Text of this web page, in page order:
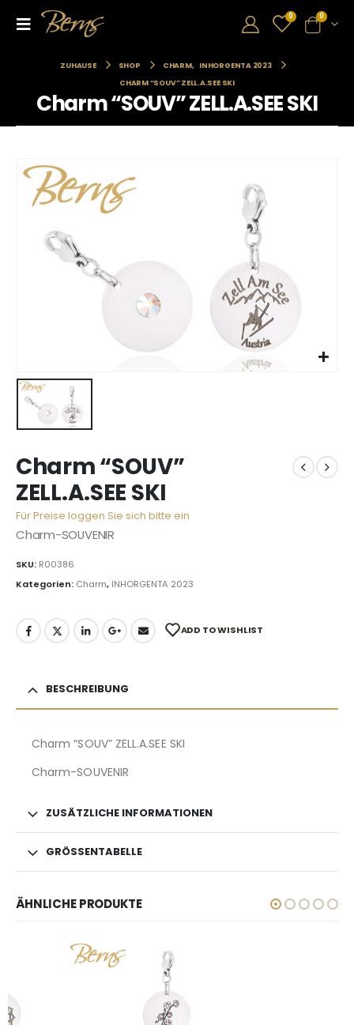
0 0
ZUHAUSE SHOP CHARM,
INHORGENTA 2023
CHARM “SOUV” ZELL.A.SEE SKI
Charm “SOUV” ZELL.A.SEE SKI
Charm “SOUV”
ZELL.A.SEE SKI
Für Preise loggen Sie sich bitte ein
Charm-SOUVENIR
SKU: R00386
Kategorien: Charm, INHORGENTA 2023
ADD TO WISHLIST
BESCHREIBUNG
Charm “SOUV” ZELL.A.SEE SKI
Charm-SOUVENIR
ZUSÄTZLICHE INFORMATIONEN
GRÖSSENTABELLE
ÄHNLICHE PRODUKTE